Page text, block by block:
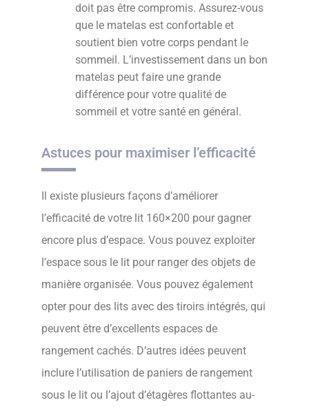
doit pas être compromis. Assurez-vous
que le matelas est confortable et
soutient bien votre corps pendant le
sommeil. L’investissement dans un bon
matelas peut faire une grande
différence pour votre qualité de
sommeil et votre santé en général.
Astuces pour maximiser l’efficacité
Il existe plusieurs façons d’améliorer
l’efficacité de votre lit 160×200 pour gagner
encore plus d’espace. Vous pouvez exploiter
l’espace sous le lit pour ranger des objets de
manière organisée. Vous pouvez également
opter pour des lits avec des tiroirs intégrés, qui
peuvent être d’excellents espaces de
rangement cachés. D’autres idées peuvent
inclure l’utilisation de paniers de rangement
sous le lit ou l’ajout d’étagères flottantes au-